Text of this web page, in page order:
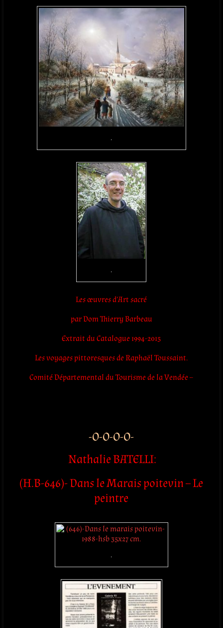
.
.
Les œuvres d’Art sacré
par Dom Thierry Barbeau
Extrait du Catalogue 1994-2015
Les voyages pittoresques de Raphaël Toussaint.
Comité Départemental du Tourisme de la Vendée –
-O-O-O-O-
Nathalie BATELLI:
(H.B-646)- Dans le Marais poitevin – Le
peintre
.